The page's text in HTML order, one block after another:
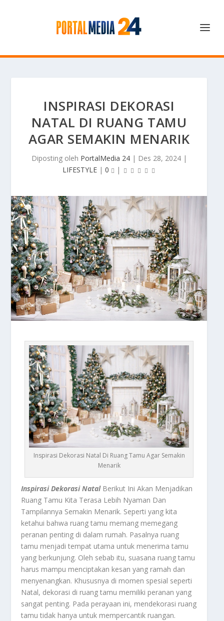
INSPIRASI DEKORASI
NATAL DI RUANG TAMU
AGAR SEMAKIN MENARIK
Diposting oleh PortalMedia 24| Des 28, 2024|
LIFESTYLE | 0 |
Inspirasi Dekorasi Natal Di Ruang Tamu Agar Semakin
Menarik
Inspirasi Dekorasi NatalBerikut Ini Akan Menjadikan
Ruang Tamu Kita Terasa Lebih Nyaman Dan
Tampilannya Semakin Menarik. Seperti yang kita
ketahui bahwa ruang tamu memang memegang
peranan penting di dalam rumah. Pasalnya ruang
tamu menjadi tempat utama untuk menerima tamu
yang berkunjung. Oleh sebab itu, suasana ruang tamu
harus mampu menciptakan kesan yang ramah dan
menyenangkan. Khususnya di momen spesial seperti
Natal, dekorasi di ruang tamu memiliki peranan yang
sangat penting. Pada perayaan ini, mendekorasi ruang
tamu tidak hanya untuk mempercantik ruangan.